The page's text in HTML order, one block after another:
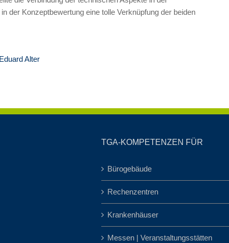
der Konzeptbewertung eine tolle Verknüpfung der beiden
Alter
TGA-KOMPETENZEN FÜR
Bürogebäude
Rechenzentren
Krankenhäuser
Messen | Veranstaltungsstätten